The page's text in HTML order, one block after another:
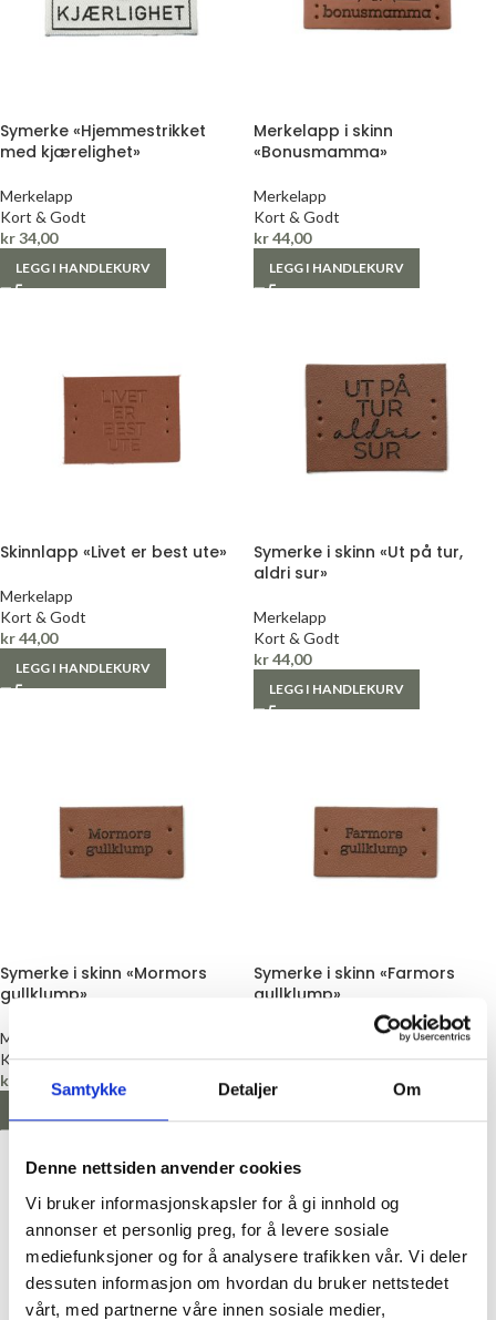
Samtykke Detaljer Om
Denne nettsiden anvender cookies
Vi bruker informasjonskapsler for å gi innhold og
annonser et personlig preg, for å levere sosiale
mediefunksjoner og for å analysere trafikken vår. Vi deler
dessuten informasjon om hvordan du bruker nettstedet
vårt, med partnerne våre innen sosiale medier,
Symerke «Hjemmestrikket
med kjærelighet»
Merkelapp
Kort & Godt
kr34,00
LEGG I HANDLEKURV
Merkelapp i skinn
«Bonusmamma»
Merkelapp
Kort & Godt
kr44,00
LEGG I HANDLEKURV
Skinnlapp «Livet er best ute»
Merkelapp
Kort & Godt
kr44,00
LEGG I HANDLEKURV
Symerke i skinn «Ut på tur,
aldri sur»
Merkelapp
Kort & Godt
kr44,00
LEGG I HANDLEKURV
Symerke i skinn «Mormors
gullklump»
Merkelapp
Kort & Godt
kr
36,00
Symerke i skinn «Farmors
gullklump»
Kort & Godt
kr